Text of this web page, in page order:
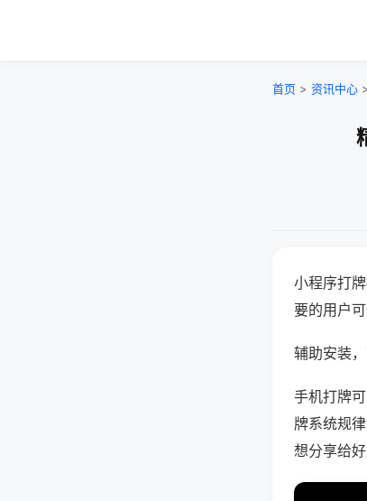
首页 > 资讯中心
小程序打
要的用户
辅助安装
手机打牌
牌系统规
想分享给